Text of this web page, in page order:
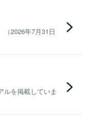
（2026年7月31日
ルを掲載していま